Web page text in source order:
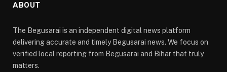
ABOUT
The Begusarai is an independent digital news platform
delivering accurate and timely Begusarai news. We focus on
verified local reporting from Begusarai and Bihar that truly
matters.